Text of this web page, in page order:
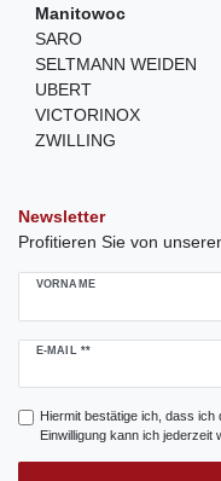
Manitowoc
SARO
SELTMANN WEIDEN
UBERT
VICTORINOX
ZWILLING
Newsletter
Profitieren Sie von
VORNAME
E-MAIL **
Newsletter
Hiermit bestätige ich, dass ich
Einwilligung kann ich jederzeit